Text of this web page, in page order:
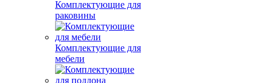
Комплектующие для
раковины
Комплектующие для
мебели